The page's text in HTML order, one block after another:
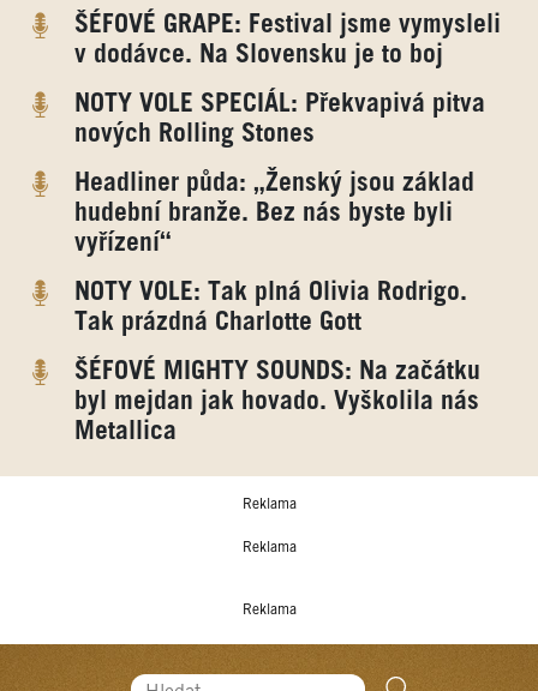
ŠÉFOVÉ GRAPE: Festival jsme vymysleli
v dodávce. Na Slovensku je to boj
NOTY VOLE SPECIÁL: Překvapivá pitva
nových Rolling Stones
Headliner půda: „Ženský jsou základ
hudební branže. Bez nás byste byli
vyřízení“
NOTY VOLE: Tak plná Olivia Rodrigo.
Tak prázdná Charlotte Gott
ŠÉFOVÉ MIGHTY SOUNDS: Na začátku
byl mejdan jak hovado. Vyškolila nás
Metallica
Reklama
Reklama
Reklama